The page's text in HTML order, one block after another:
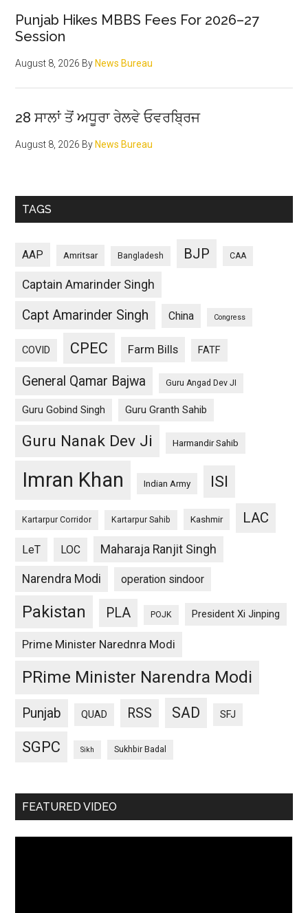
Punjab Hikes MBBS Fees For 2026–27
Session
August 8, 2026 ByNews Bureau
28 ਸਾਲਾਂ ਤੋਂ ਅਧੂਰਾ ਰੇਲਵੇ ਓਵਰਬ੍ਰਿਜ
August 8, 2026 ByNews Bureau
TAGS
AAP Amritsar Bangladesh BJP CAA
Captain Amarinder Singh
Capt Amarinder Singh China Congress
COVID CPEC Farm Bills FATF
General Qamar Bajwa Guru Angad Dev JI
Guru Gobind Singh Guru Granth Sahib
Guru Nanak Dev Ji Harmandir Sahib
Imran Khan Indian Army ISI
Kartarpur Corridor Kartarpur Sahib Kashmir LAC
LeT LOC Maharaja Ranjit Singh
Narendra Modi operation sindoor
Pakistan PLA POJK President Xi Jinping
Prime Minister Narednra Modi
PRime Minister Narendra Modi
Punjab QUAD RSS SAD SFJ
SGPC Sikh Sukhbir Badal
FEATURED VIDEO